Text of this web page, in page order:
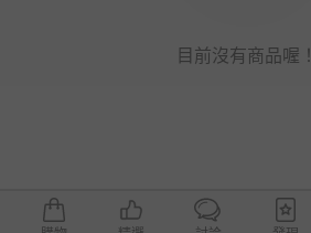
目前沒有商品喔！